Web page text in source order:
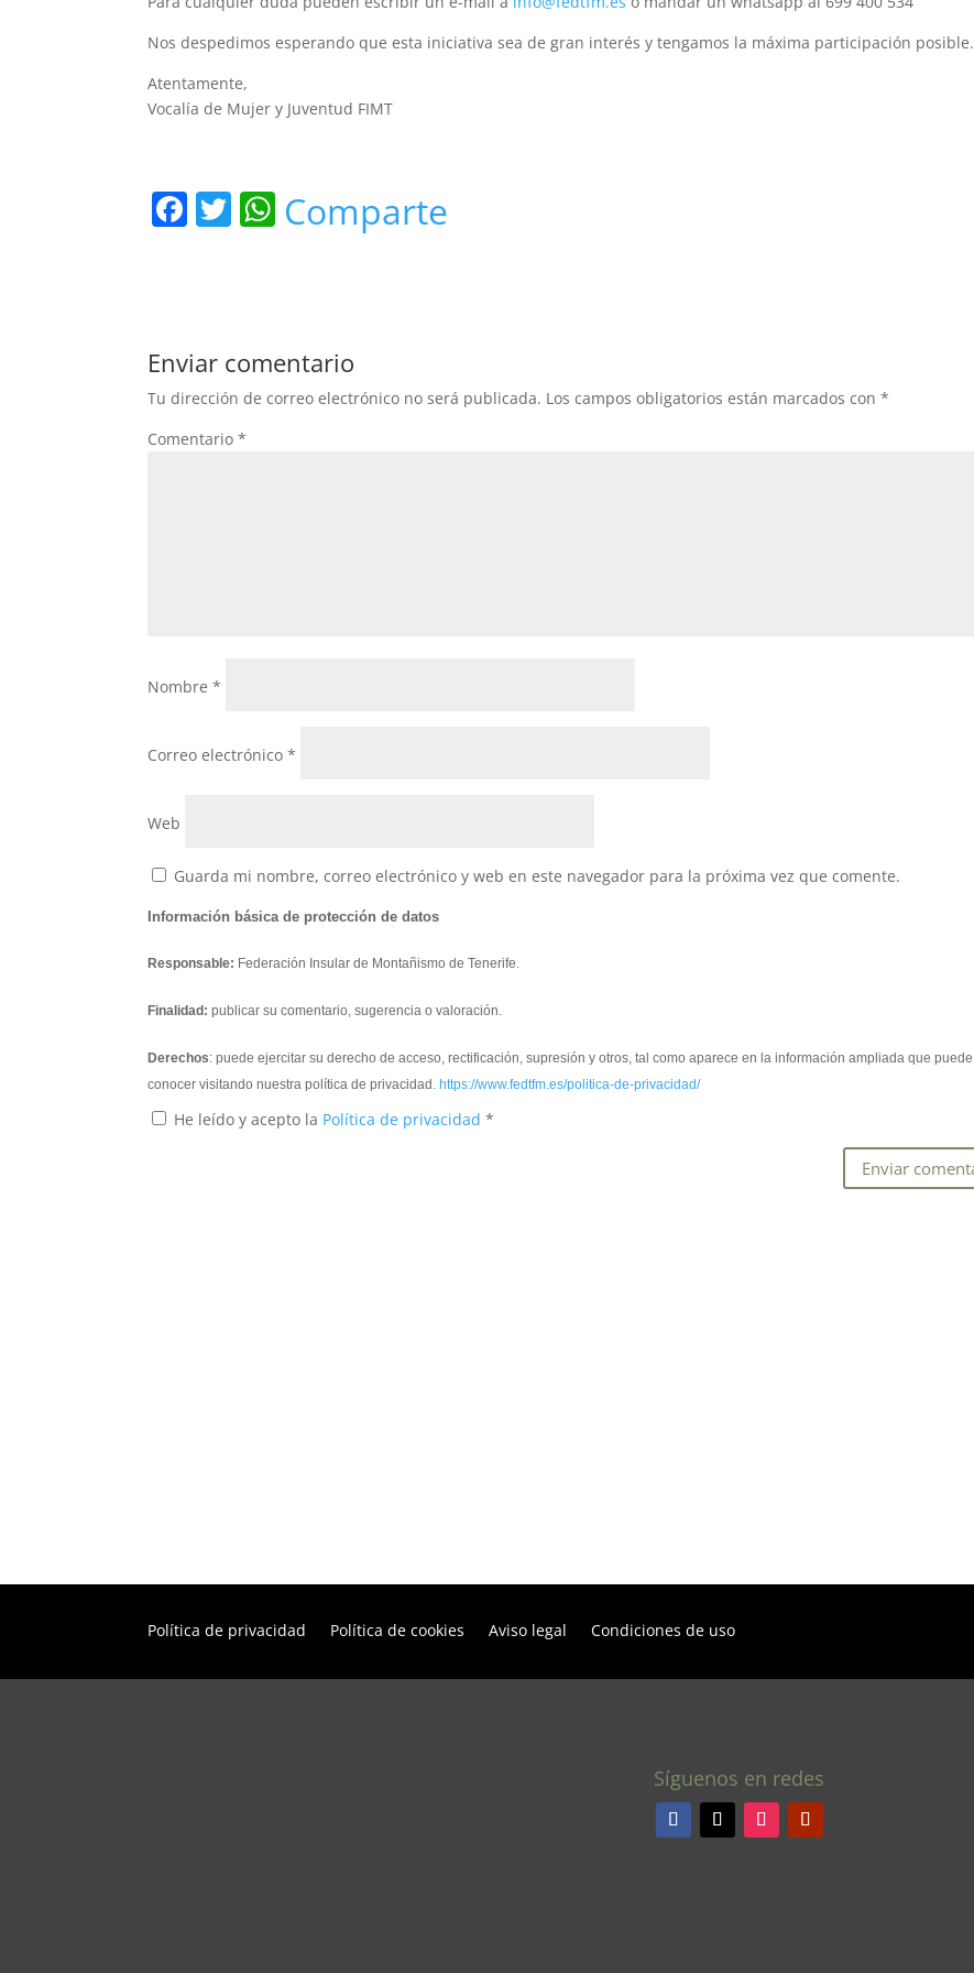
Nos despedimos esperando que esta iniciativa sea de gran interés y tengamos la máxima participación posible.
Atentamente,
Vocalía de Mujer y Juventud FIMT
F
b
o
o
k
T W
A
p
p
Comparte
Enviar comentario
Tu dirección de correo electrónico no será publicada. Los campos obligatorios están marcados con*
Comentario*
Nombre*
Correo electrónico*
Web
Guarda mi nombre, correo electrónico y web en este navegador para la próxima vez que comente.
Información básica de protección de datos
Responsable: Federación Insular de Montañismo de Tenerife.
Finalidad: publicar su comentario, sugerencia o valoración.
Derechos: puede ejercitar su derecho de acceso, rectificación, supresión y otros, tal como aparece en la información ampliada que puede
conocer visitando nuestra política de privacidad. https://www.fedtfm.es/politica-de-privacidad/
He leído y acepto la Política de privacidad*
Política de privacidad Política de cookies Aviso legal Condiciones de uso
Síguenos en redes